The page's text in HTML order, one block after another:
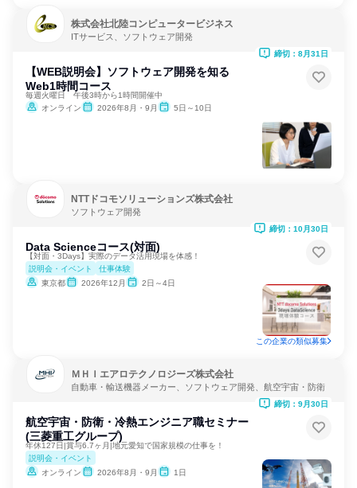
株式会社北陸コンピュータービジネス
ITサービス、ソフトウェア開発
【WEB説明会】ソフトウェア開発を知る
Web1時間コース
毎週火曜日 午後3時から1時間開催中
オンライン
2026年8月・9月 5日～10日
締切：8月31日
NTTドコモソリューションズ株式会社
ソフトウェア開発
Data Scienceコース(対面)
【対面・3Days】実際のデータ活用現場を体感！
説明会・イベント
仕事体験
東京都
2026年12月 2日～4日
締切：10月30日
この企業の類似募集
ＭＨＩエアロテクノロジーズ株式会社
自動車・輸送機器メーカー、ソフトウェア開発、航空宇宙・防衛
航空宇宙・防衛・冷熱エンジニア職セミナー
(三菱重工グループ)
年休127日|賞与6.7ヶ月|地元愛知で国家規模の仕事を！
説明会・イベント
オンライン
2026年8月・9月 1日
締切：9月30日